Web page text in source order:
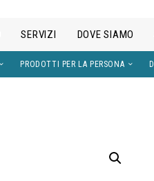
SERVIZI DOVE SIAMO